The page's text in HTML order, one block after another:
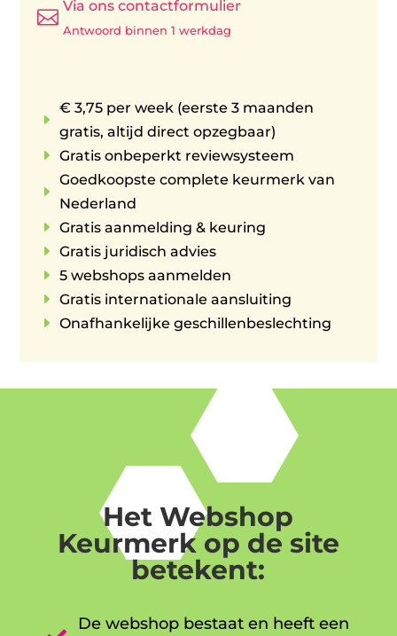

Via ons contactformulier
Antwoord binnen 1 werkdag
E
€ 3,75 per week (eerste 3 maanden
gratis, altijd direct opzegbaar)
E Gratis onbeperkt reviewsysteem
E
Goedkoopste complete keurmerk van
Nederland
E Gratis aanmelding & keuring
E Gratis juridisch advies
E 5 webshops aanmelden
E Gratis internationale aansluiting
E Onafhankelijke geschillenbeslechting
Het Webshop
Keurmerk op de site
betekent:
De webshop bestaat en heeft een